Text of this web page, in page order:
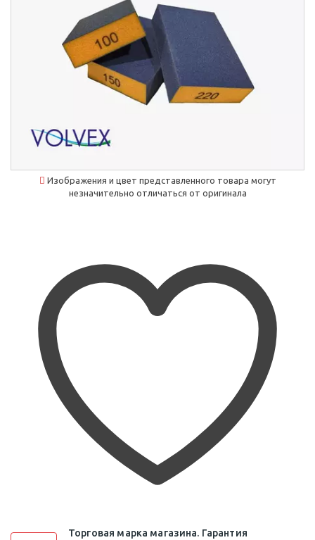
Изображения и цвет представленного товара могут
незначительно отличаться от оригинала
Торговая марка магазина. Гарантия